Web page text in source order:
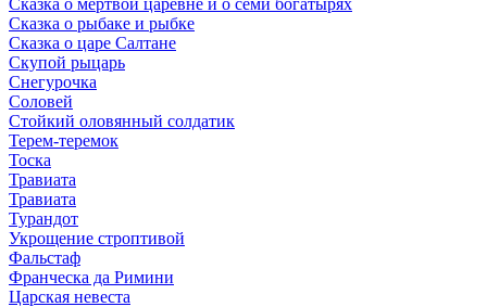
Сказка о рыбаке и рыбке
Сказка о царе Салтане
Скупой рыцарь
Снегурочка
Соловей
Стойкий оловянный солдатик
Терем-теремок
Тоска
Травиата
Травиата
Турандот
Укрощение строптивой
Фальстаф
Франческа да Римини
Царская невеста